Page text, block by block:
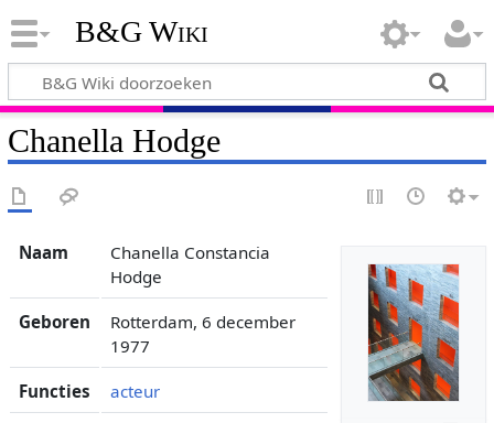
B&G Wiki
Chanella Hodge
Naam
Chanella Constancia
Hodge
Geboren
Rotterdam, 6 december
1977
Functies acteur